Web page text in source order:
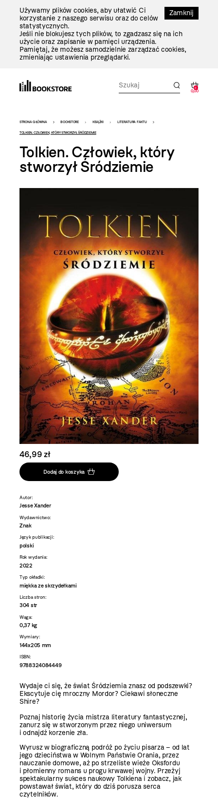
Zamknij
Używamy plików cookies, aby ułatwić Ci
korzystanie z naszego serwisu oraz do celów
statystycznych.
Jeśli nie blokujesz tych plików, to zgadzasz się na ich
użycie oraz zapisanie w pamięci urządzenia.
Pamiętaj, że możesz samodzielnie zarządzać cookies,
zmieniając ustawienia przeglądarki.
0
0,00
Bookstore
-
szablon
szczegóły
STRONA GŁÓWNA BOOKSTORE KSIĄŻKI LITERATURA FAKTU
TOLKIEN. CZŁOWIEK, KTÓRY STWORZYŁ ŚRÓDZIEMIE
Tolkien. Człowiek, który
stworzył Śródziemie
46,99 zł
Dodaj do koszyka
Autor:
Jesse Xander
Wydawnictwo:
Znak
Język publikacji:
polski
Rok wydania:
2022
Typ okładki:
miękka ze skrzydełkami
Liczba stron:
304 str
Waga:
0,37 kg
Wymiary:
144x205 mm
ISBN:
9788324084449
Wydaje ci się, że świat Śródziemia znasz od podszewki?
Ekscytuje cię mroczny Mordor? Ciekawi słoneczne
Shire?
Poznaj historię życia mistrza literatury fantastycznej,
zanurz się w stworzonym przez niego uniwersum
i odnajdź korzenie zła.
Wyrusz w biograficzną podróż po życiu pisarza – od lat
jego dzieciństwa w Wolnym Państwie Orania, przez
nauczanie domowe, aż po strzeliste wieże Oksfordu
i płomienny romans u progu krwawej wojny. Przeżyj
spektakularny sukces naukowy Tolkiena i zobacz, jak
powstawał świat, który do dziś porusza serca
czytelników.